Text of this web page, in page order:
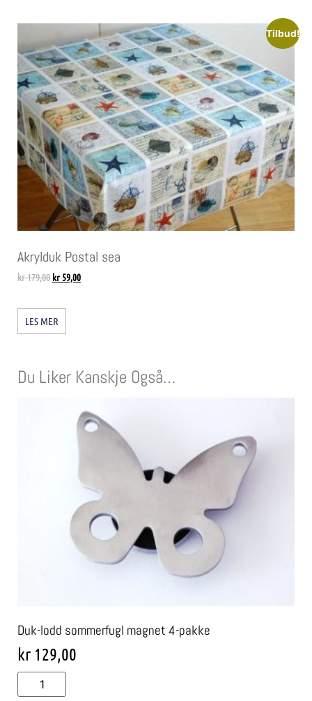
Tilbud!
Akrylduk Postal sea
kr179,00 kr 59,00
LES MER
Du Liker Kanskje Også…
Duk-lodd sommerfugl magnet 4-pakke
kr 129,00